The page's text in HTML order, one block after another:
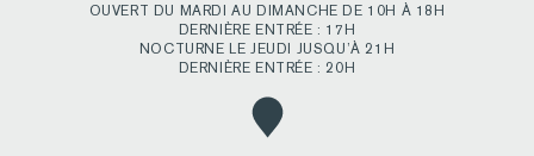
OUVERT DU MARDI AU DIMANCHE DE 10H À 18H
DERNIÈRE ENTRÉE : 17H
NOCTURNE LE JEUDI JUSQU’À 21H
DERNIÈRE ENTRÉE : 20H